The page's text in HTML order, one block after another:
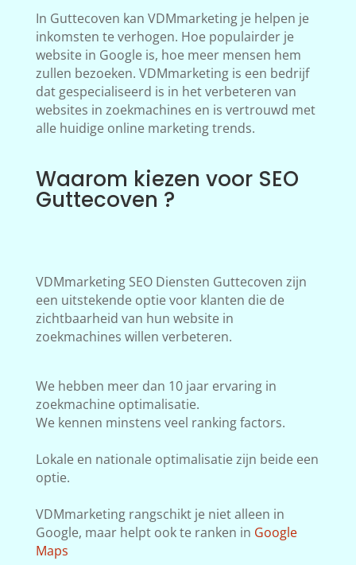
In Guttecoven kan VDMmarketing je helpen je
inkomsten te verhogen. Hoe populairder je
website in Google is, hoe meer mensen hem
zullen bezoeken. VDMmarketing is een bedrijf
dat gespecialiseerd is in het verbeteren van
websites in zoekmachines en is vertrouwd met
alle huidige online marketing trends.
Waarom kiezen voor SEO
Guttecoven ?
VDMmarketing SEO Diensten Guttecoven zijn
een uitstekende optie voor klanten die de
zichtbaarheid van hun website in
zoekmachines willen verbeteren.
We hebben meer dan 10 jaar ervaring in
zoekmachine optimalisatie.
We kennen minstens veel ranking factors.
Lokale en nationale optimalisatie zijn beide een
optie.
VDMmarketing rangschikt je niet alleen in
Google, maar helpt ook te ranken in Google
Maps